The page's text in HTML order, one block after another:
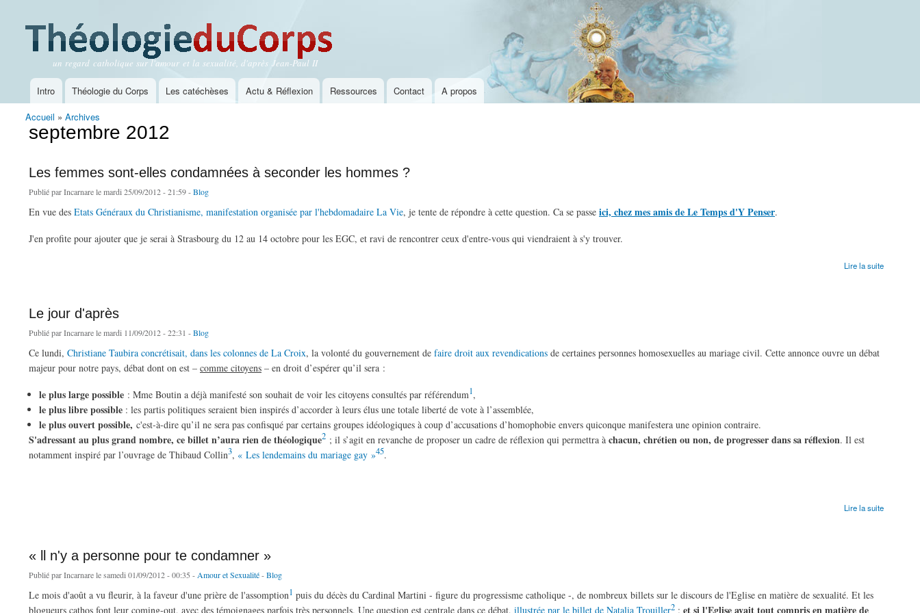
Théologie du Corps
un regard catholique sur l'amour et la sexualité, d'après Jean-Paul II
Menu principal
Intro Théologie du Corps Les catéchèses Actu & Réflexion Ressources Contact A propos
Vous êtes ici
Accueil » Archives
septembre 2012
Les femmes sont-elles condamnées à seconder les hommes ?
Publié parIncarnarele mardi 25/09/2012 - 21:59 -Blog
En vue des Etats Généraux du Christianisme, manifestation organisée par l'hebdomadaire La Vie, je tente de répondre à cette question. Ca se passe ici, chez mes amis de Le Temps d'Y Penser.
J'en profite pour ajouter que je serai à Strasbourg du 12 au 14 octobre pour les EGC, et ravi de rencontrer ceux d'entre-vous qui viendraient à s'y trouver.
Lire la suite
Le jour d'après
Publié parIncarnarele mardi 11/09/2012 - 22:31 -Blog
Ce lundi, Christiane Taubira concrétisait, dans les colonnes de La Croix, la volonté du gouvernement de faire droit aux revendications de certaines personnes homosexuelles au mariage civil. Cette annonce ouvre un débat
majeur pour notre pays, débat dont on est – comme citoyens – en droit d’espérer qu’il sera :
le plus large possible : Mme Boutin a déjà manifesté son souhait de voir les citoyens consultés par référendum1,
le plus libre possible : les partis politiques seraient bien inspirés d’accorder à leurs élus une totale liberté de vote à l’assemblée,
le plus ouvert possible, c'est-à-dire qu’il ne sera pas confisqué par certains groupes idéologiques à coup d’accusations d’homophobie envers quiconque manifestera une opinion contraire.
S'adressant au plus grand nombre, ce billet n’aura rien de théologique2 ; il s’agit en revanche de proposer un cadre de réflexion qui permettra à chacun, chrétien ou non, de progresser dans sa réflexion. Il est
notamment inspiré par l’ouvrage de Thibaud Collin3, « Les lendemains du mariage gay »45.
Lire la suite
« ll n'y a personne pour te condamner »
Publié parIncarnarele samedi 01/09/2012 - 00:35 - Amour et Sexualité-Blog
Le mois d'août a vu fleurir, à la faveur d'une prière de l'assomption1 puis du décès du Cardinal Martini - figure du progressisme catholique -, de nombreux billets sur le discours de l'Eglise en matière de sexualité. Et les
blogueurs cathos font leur coming-out, avec des témoignages parfois très personnels. Une question est centrale dans ce débat, illustrée par le billet de Natalia Trouiller2 : et si l'Eglise avait tout compris en matière de